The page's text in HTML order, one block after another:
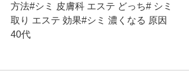
方法#シミ 皮膚科 エステ どっち# シミ
取り エステ 効果#シミ 濃くなる 原因
40代